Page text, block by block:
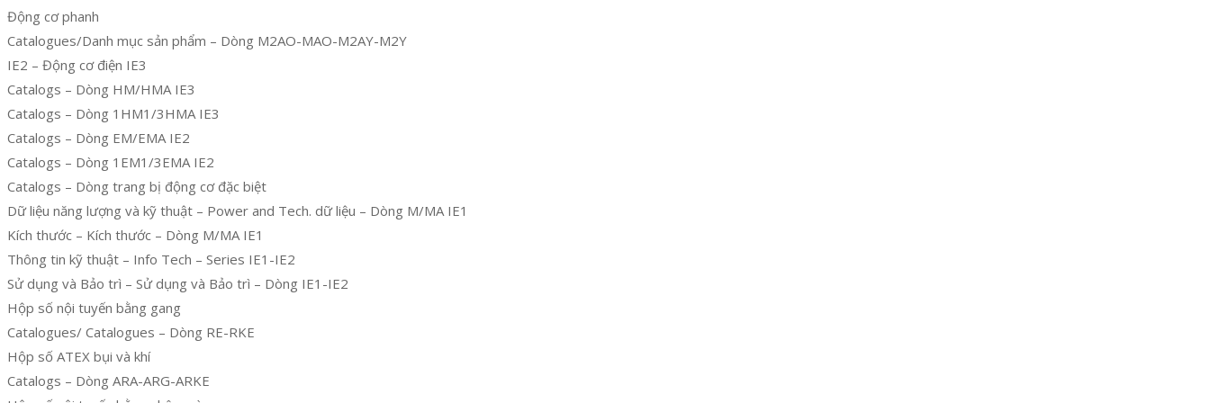
Động cơ phanh
Catalogues/Danh mục sản phẩm – Dòng M2AO-MAO-M2AY-M2Y
IE2 – Động cơ điện IE3
Catalogs – Dòng HM/HMA IE3
Catalogs – Dòng 1HM1/3HMA IE3
Catalogs – Dòng EM/EMA IE2
Catalogs – Dòng 1EM1/3EMA IE2
Catalogs – Dòng trang bị động cơ đặc biệt
Dữ liệu năng lượng và kỹ thuật – Power and Tech. dữ liệu – Dòng M/MA IE1
Kích thước – Kích thước – Dòng M/MA IE1
Thông tin kỹ thuật – Info Tech – Series IE1-IE2
Sử dụng và Bảo trì – Sử dụng và Bảo trì – Dòng IE1-IE2
Hộp số nội tuyến bằng gang
Catalogues/ Catalogues – Dòng RE-RKE
Hộp số ATEX bụi và khí
Catalogs – Dòng ARA-ARG-ARKE